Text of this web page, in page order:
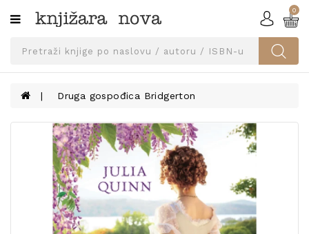
Kategorije
SVEUČILIŠNA
UDŽBENICI
KNJIGE
PRIBOR
UDŽBENIKE!
0
Druga gospođica Bridgerton